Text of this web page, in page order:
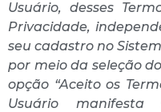
Usuário, desses
Privacidade,
seu cadastro no
por meio da seleção
opção “Aceito os
Usuário manifesta